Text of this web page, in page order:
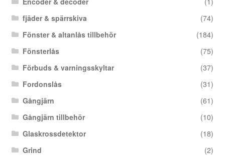
fjäder & spärrskiva
(74)
Fönster & altanlås tillbehör
(184)
Fönsterlås
(75)
Förbuds & varningsskyltar
(37)
Fordonslås
(31)
Gångjärn
(61)
Gångjärn tillbehör
(10)
Glaskrossdetektor
(18)
Grind
(2)